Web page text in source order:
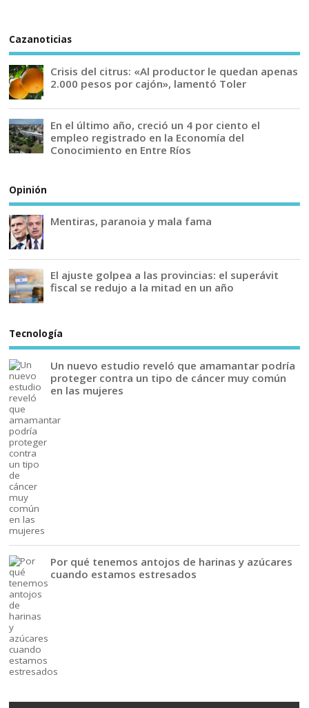
Cazanoticias
Crisis del citrus: «Al productor le quedan apenas
2.000 pesos por cajón», lamentó Toler
En el último año, creció un 4 por ciento el
empleo registrado en la Economía del
Conocimiento en Entre Ríos
Opinión
Mentiras, paranoia y mala fama
El ajuste golpea a las provincias: el superávit
fiscal se redujo a la mitad en un año
Tecnología
Un nuevo estudio reveló que amamantar podría
proteger contra un tipo de cáncer muy común
en las mujeres
Por qué tenemos antojos de harinas y azúcares
cuando estamos estresados